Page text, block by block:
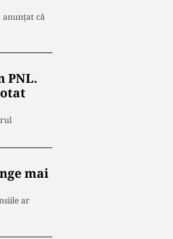
anunțat că
PNL.
mai
ar